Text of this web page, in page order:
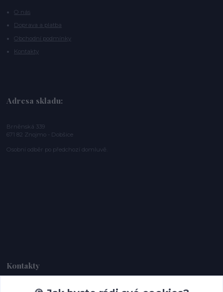
O nás
Doprava a platba
Obchodní podmínky
Kontakty
Adresa skladu:
Brněnská 339
671 82 Znojmo - Dobšice
Osobní odběr po předchozí domluvě.
Kontakty